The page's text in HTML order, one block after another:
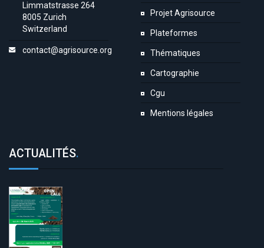
Limmatstrasse 264
8005 Zurich
Switzerland
contact@agrisource.org
Projet Agrisource
Plateformes
Thématiques
Cartographie
Cgu
Mentions légales
ACTUALITÉS.